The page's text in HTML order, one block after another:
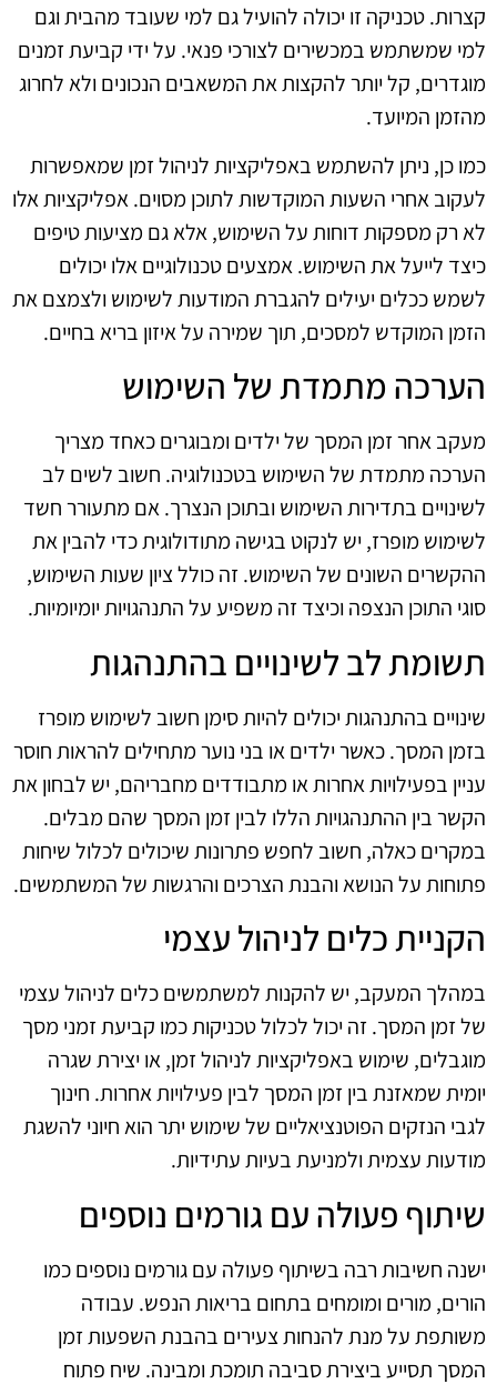
קצרות. טכניקה זו יכולה להועיל גם למי שעובד מהבית וגם
למי שמשתמש במכשירים לצורכי פנאי. על ידי קביעת זמנים
מוגדרים, קל יותר להקצות את המשאבים הנכונים ולא לחרוג
מהזמן המיועד.
כמו כן, ניתן להשתמש באפליקציות לניהול זמן שמאפשרות
לעקוב אחרי השעות המוקדשות לתוכן מסוים. אפליקציות אלו
לא רק מספקות דוחות על השימוש, אלא גם מציעות טיפים
כיצד לייעל את השימוש. אמצעים טכנולוגיים אלו יכולים
לשמש ככלים יעילים להגברת המודעות לשימוש ולצמצם את
הזמן המוקדש למסכים, תוך שמירה על איזון בריא בחיים.
הערכה מתמדת של השימוש
מעקב אחר זמן המסך של ילדים ומבוגרים כאחד מצריך
הערכה מתמדת של השימוש בטכנולוגיה. חשוב לשים לב
לשינויים בתדירות השימוש ובתוכן הנצרך. אם מתעורר חשד
לשימוש מופרז, יש לנקוט בגישה מתודולוגית כדי להבין את
ההקשרים השונים של השימוש. זה כולל ציון שעות השימוש,
סוגי התוכן הנצפה וכיצד זה משפיע על התנהגויות יומיומיות.
תשומת לב לשינויים בהתנהגות
שינויים בהתנהגות יכולים להיות סימן חשוב לשימוש מופרז
בזמן המסך. כאשר ילדים או בני נוער מתחילים להראות חוסר
עניין בפעילויות אחרות או מתבודדים מחבריהם, יש לבחון את
הקשר בין ההתנהגויות הללו לבין זמן המסך שהם מבלים.
במקרים כאלה, חשוב לחפש פתרונות שיכולים לכלול שיחות
פתוחות על הנושא והבנת הצרכים והרגשות של המשתמשים.
הקניית כלים לניהול עצמי
במהלך המעקב, יש להקנות למשתמשים כלים לניהול עצמי
של זמן המסך. זה יכול לכלול טכניקות כמו קביעת זמני מסך
מוגבלים, שימוש באפליקציות לניהול זמן, או יצירת שגרה
יומית שמאזנת בין זמן המסך לבין פעילויות אחרות. חינוך
לגבי הנזקים הפוטנציאליים של שימוש יתר הוא חיוני להשגת
מודעות עצמית ולמניעת בעיות עתידיות.
שיתוף פעולה עם גורמים נוספים
ישנה חשיבות רבה בשיתוף פעולה עם גורמים נוספים כמו
הורים, מורים ומומחים בתחום בריאות הנפש. עבודה
משותפת על מנת להנחות צעירים בהבנת השפעות זמן
המסך תסייע ביצירת סביבה תומכת ומבינה. שיח פתוח